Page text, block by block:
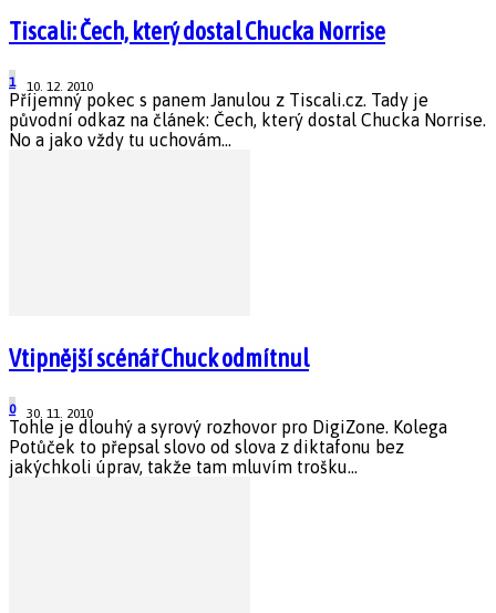
Tiscali: Čech, který dostal Chucka Norrise
10. 12. 2010
1
Příjemný pokec s panem Janulou z Tiscali.cz. Tady je
původní odkaz na článek: Čech, který dostal Chucka Norrise.
No a jako vždy tu uchovám...
Vtipnější scénář Chuck odmítnul
30. 11. 2010
0
Tohle je dlouhý a syrový rozhovor pro DigiZone. Kolega
Potůček to přepsal slovo od slova z diktafonu bez
jakýchkoli úprav, takže tam mluvím trošku...